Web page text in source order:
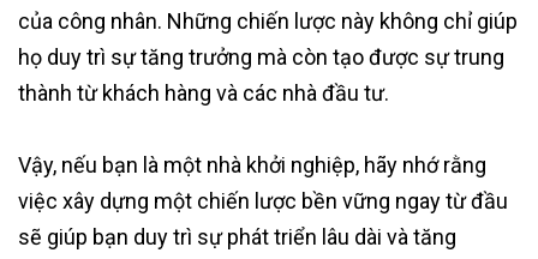
của công nhân. Những chiến lược này không chỉ giúp
họ duy trì sự tăng trưởng mà còn tạo được sự trung
thành từ khách hàng và các nhà đầu tư.
Vậy, nếu bạn là một nhà khởi nghiệp, hãy nhớ rằng
việc xây dựng một chiến lược bền vững ngay từ đầu
sẽ giúp bạn duy trì sự phát triển lâu dài và tăng